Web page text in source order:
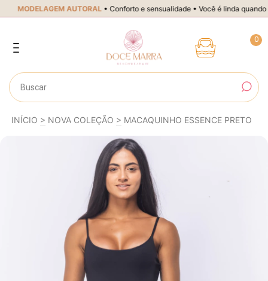
AUTORAL• Conforto e sensualidade • Você é linda quando se sente
0
INÍCIO > NOVA COLEÇÃO > MACAQUINHO ESSENCE PRETO